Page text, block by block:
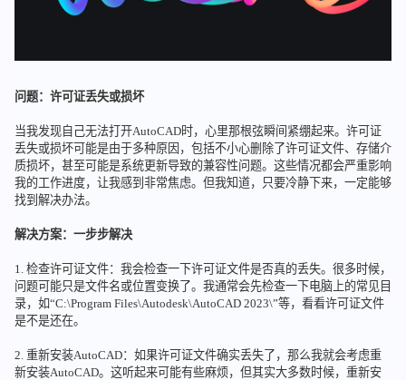
问题：许可证丢失或损坏
当我发现自己无法打开AutoCAD时，心里那根弦瞬间紧绷起来。许可证
丢失或损坏可能是由于多种原因，包括不小心删除了许可证文件、存储介
质损坏，甚至可能是系统更新导致的兼容性问题。这些情况都会严重影响
我的工作进度，让我感到非常焦虑。但我知道，只要冷静下来，一定能够
找到解决办法。
解决方案：一步步解决
1. 检查许可证文件：我会检查一下许可证文件是否真的丢失。很多时候，
问题可能只是文件名或位置变换了。我通常会先检查一下电脑上的常见目
录，如“C:\Program Files\Autodesk\AutoCAD 2023\”等，看看许可证文件
是不是还在。
2. 重新安装AutoCAD：如果许可证文件确实丢失了，那么我就会考虑重
新安装AutoCAD。这听起来可能有些麻烦，但其实大多数时候，重新安